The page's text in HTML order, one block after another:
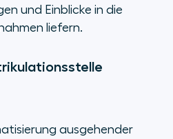
und Einblicke in die
liefern.
ausgehender